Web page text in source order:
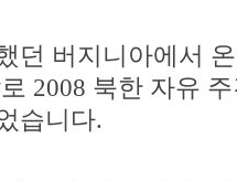
던 버지니아에서
2008 북한 자유
습니다.